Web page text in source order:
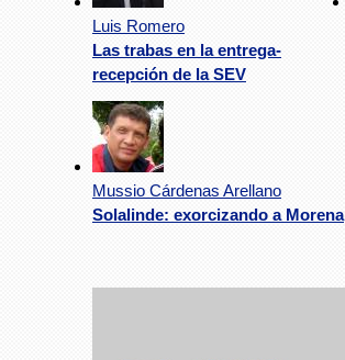
Luis Romero
Las trabas en la entrega-
recepción de la SEV
Mussio Cárdenas Arellano
Solalinde: exorcizando a Morena